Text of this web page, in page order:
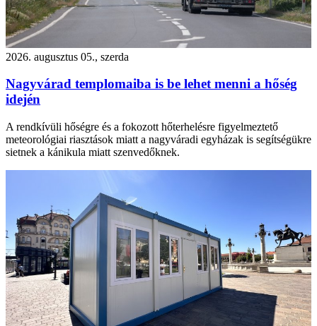
2026. augusztus 05., szerda
Nagyvárad templomaiba is be lehet menni a hőség
idején
A rendkívüli hőségre és a fokozott hőterhelésre figyelmeztető
meteorológiai riasztások miatt a nagyváradi egyházak is segítségükre
sietnek a kánikula miatt szenvedőknek.